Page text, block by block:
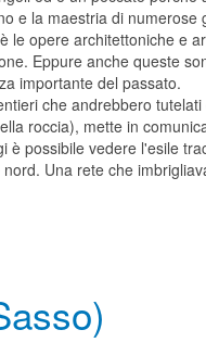
e la maestria di
le opere architettoniche e
Eppure anche queste
importante del passato.
che andrebbero
roccia), mette in
possibile vedere l'esile
Una rete che